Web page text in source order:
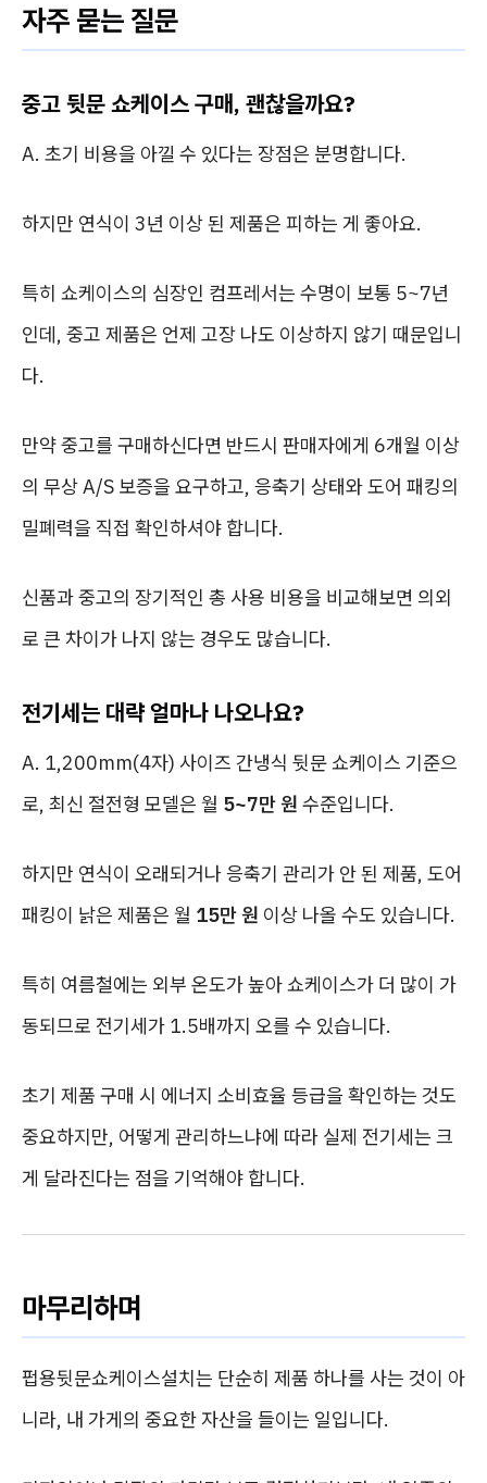
자주 묻는 질문
중고 뒷문 쇼케이스 구매, 괜찮을까요?
A. 초기 비용을 아낄 수 있다는 장점은 분명합니다.
하지만 연식이 3년 이상 된 제품은 피하는 게 좋아요.
특히 쇼케이스의 심장인 컴프레서는 수명이 보통 5~7년
인데, 중고 제품은 언제 고장 나도 이상하지 않기 때문입니
다.
만약 중고를 구매하신다면 반드시 판매자에게 6개월 이상
의 무상 A/S 보증을 요구하고, 응축기 상태와 도어 패킹의
밀폐력을 직접 확인하셔야 합니다.
신품과 중고의 장기적인 총 사용 비용을 비교해보면 의외
로 큰 차이가 나지 않는 경우도 많습니다.
전기세는 대략 얼마나 나오나요?
A. 1,200mm(4자) 사이즈 간냉식 뒷문 쇼케이스 기준으
로, 최신 절전형 모델은 월 5~7만 원 수준입니다.
하지만 연식이 오래되거나 응축기 관리가 안 된 제품, 도어
패킹이 낡은 제품은 월 15만 원 이상 나올 수도 있습니다.
특히 여름철에는 외부 온도가 높아 쇼케이스가 더 많이 가
동되므로 전기세가 1.5배까지 오를 수 있습니다.
초기 제품 구매 시 에너지 소비효율 등급을 확인하는 것도
중요하지만, 어떻게 관리하느냐에 따라 실제 전기세는 크
게 달라진다는 점을 기억해야 합니다.
마무리하며
펍용뒷문쇼케이스설치는 단순히 제품 하나를 사는 것이 아
니라, 내 가게의 중요한 자산을 들이는 일입니다.